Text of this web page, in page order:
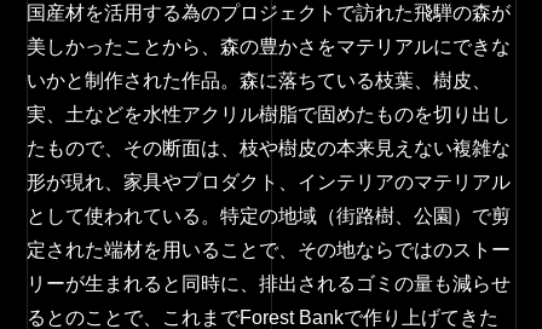
国産材を活用する為のプロジェクトで訪れた飛騨の森が
美しかったことから、森の豊かさをマテリアルにできな
いかと制作された作品。森に落ちている枝葉、樹皮、
実、土などを水性アクリル樹脂で固めたものを切り出し
たもので、その断面は、枝や樹皮の本来見えない複雑な
形が現れ、家具やプロダクト、インテリアのマテリアル
として使われている。特定の地域（街路樹、公園）で剪
定された端材を用いることで、その地ならではのストー
リーが生まれると同時に、排出されるゴミの量も減らせ
るとのことで、これまでForest Bankで作り上げてきた